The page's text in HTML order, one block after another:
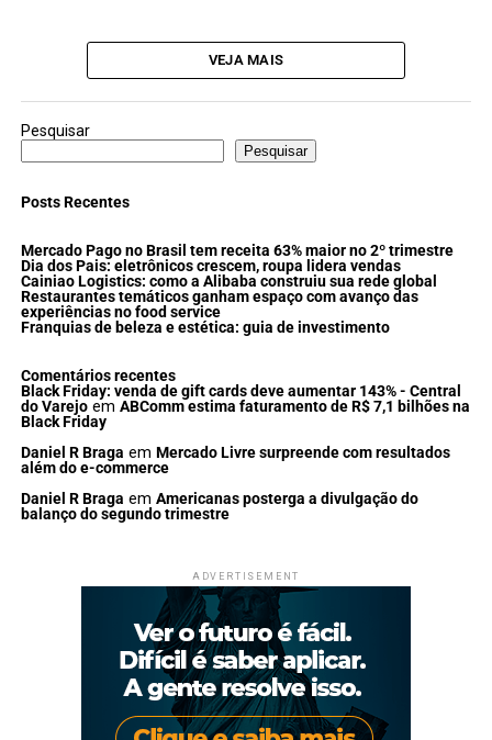
VEJA MAIS
Pesquisar
Pesquisar
Posts Recentes
Mercado Pago no Brasil tem receita 63% maior no 2º trimestre
Dia dos Pais: eletrônicos crescem, roupa lidera vendas
Cainiao Logistics: como a Alibaba construiu sua rede global
Restaurantes temáticos ganham espaço com avanço das
experiências no food service
Franquias de beleza e estética: guia de investimento
Comentários recentes
Black Friday: venda de gift cards deve aumentar 143% - Central
do Varejoem ABComm estima faturamento de R$ 7,1 bilhões na
Black Friday
Daniel R Braga em Mercado Livre surpreende com resultados
além do e-commerce
Daniel R Braga em Americanas posterga a divulgação do
balanço do segundo trimestre
ADVERTISEMENT